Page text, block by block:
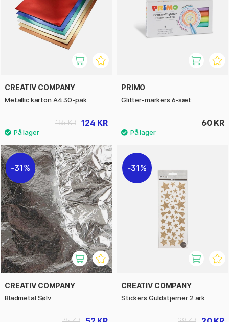
CREATIV COMPANY
Metallic karton A4 30-pak
124 KR
155 KR
PRIMO
Glitter-markers 6-sæt
60 KR
31%
CREATIV COMPANY
Bladmetal Sølv
31%
CREATIV COMPANY
Stickers Guldstjerner 2 ark